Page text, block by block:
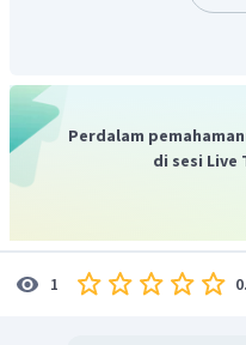
Perdalam
di sesi Live
1